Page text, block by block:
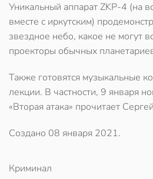
Уникальный аппарат ZKP-4 (на
вместе с иркутским)
звездное небо, какое не могут
проекторы обычных
Также готовятся музыкальные
лекции. В частности, 9 января
«Вторая атака» прочитает
Создано 08 января 2021.
Криминал